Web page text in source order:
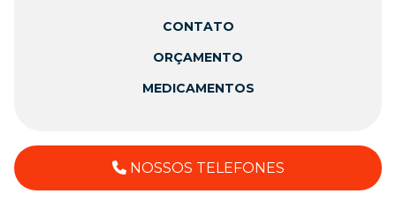
CONTATO
ORÇAMENTO
MEDICAMENTOS
NOSSOS TELEFONES